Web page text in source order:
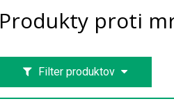
Produkty proti
Filter produktov